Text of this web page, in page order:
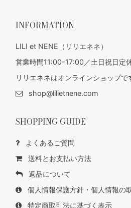
INFORMATION
LILI et NENE（リリエネネ）
営業時間11:00-17:00／土日祝日定
リリエネネはオンラインショップで
shop@lilietnene.com
SHOPPING GUIDE
よくあるご質問
送料とお支払い方法
返品について
個人情報保護方針・個人情報の
特定商取引法に基づく表示